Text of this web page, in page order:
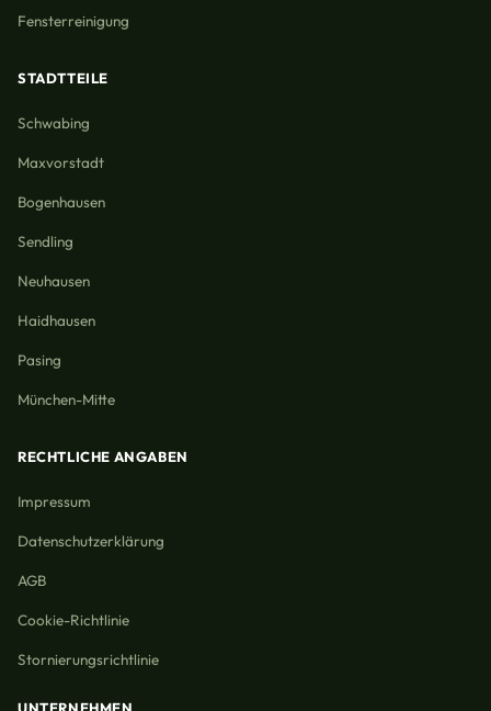
Fensterreinigung
STADTTEILE
Schwabing
Maxvorstadt
Bogenhausen
Sendling
Neuhausen
Haidhausen
Pasing
München-Mitte
RECHTLICHE ANGABEN
Impressum
Datenschutzerklärung
AGB
Cookie-Richtlinie
Stornierungsrichtlinie